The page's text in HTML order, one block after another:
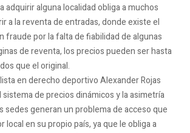
adquirir alguna localidad obliga a muchos
a la reventa de entradas, donde existe el
fraude por la falta de fiabilidad de algunas
de reventa, los precios pueden ser hasta
que el original.
en derecho deportivo Alexander Rojas
sistema de precios dinámicos y la asimetría
sedes generan un problema de acceso que
local en su propio país, ya que le obliga a